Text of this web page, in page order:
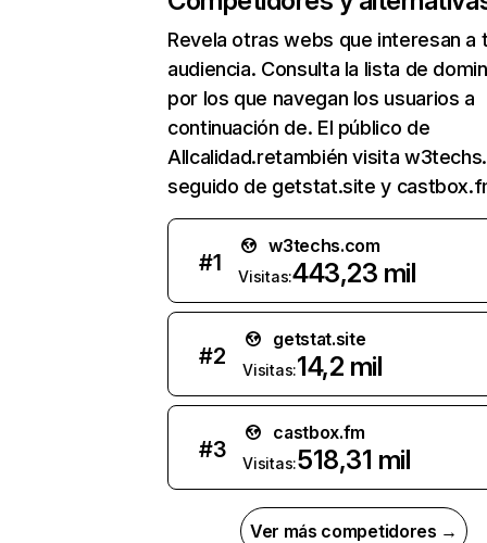
Revela otras webs que interesan a
audiencia. Consulta la lista de
por los que navegan los usuarios a
continuación de. El público de
Allcalidad.retambién visita
seguido de getstat.site y
#1
w3techs.com
Visitas:443,23 mil
#2
getstat.site
Visitas:14,2 mil
#3
castbox.fm
Visitas:518,31 mil
Ver más competidores →